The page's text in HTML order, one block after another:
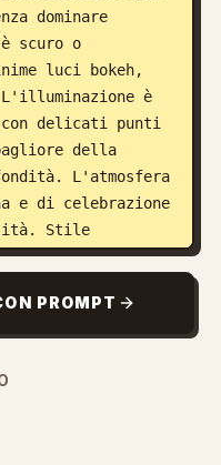
dominare
scuro o
luci bokeh,
è
con delicati punti
della
L'atmosfera
e di celebrazione
Stile
texture della
dinamica.
perfetto
PROMPT